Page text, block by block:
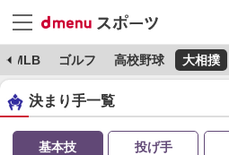
MLB ゴルフ 高校野球 大相撲
決まり手一覧
基本技 投げ手